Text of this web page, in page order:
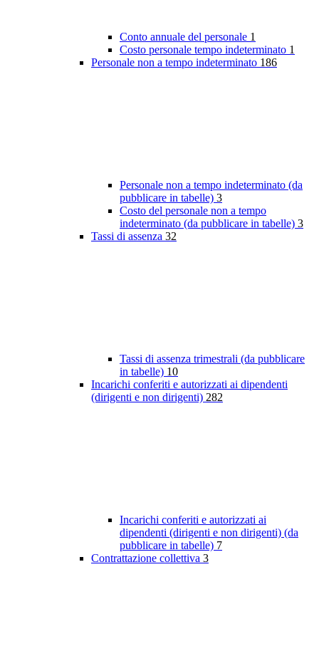
Conto annuale del personale 1
Costo personale tempo indeterminato 1
Personale non a tempo indeterminato 186
Personale non a tempo indeterminato (da
pubblicare in tabelle) 3
Costo del personale non a tempo
indeterminato (da pubblicare in tabelle) 3
Tassi di assenza 32
Tassi di assenza trimestrali (da pubblicare
in tabelle) 10
Incarichi conferiti e autorizzati ai dipendenti
(dirigenti e non dirigenti) 282
Incarichi conferiti e autorizzati ai
dipendenti (dirigenti e non dirigenti) (da
pubblicare in tabelle) 7
Contrattazione collettiva 3